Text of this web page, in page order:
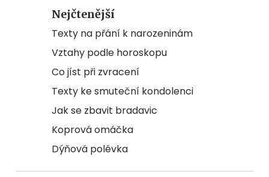
Nejčtenější
Texty na přání k narozeninám
Vztahy podle horoskopu
Co jíst při zvracení
Texty ke smuteční kondolenci
Jak se zbavit bradavic
Koprová omáčka
Dýňová polévka